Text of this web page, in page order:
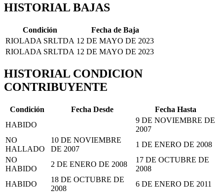
HISTORIAL BAJAS
Condición
Fecha de Baja
RIOLADA SRLTDA 12 DE MAYO DE 2023
RIOLADA SRLTDA 12 DE MAYO DE 2023
HISTORIAL CONDICION
CONTRIBUYENTE
Condición Fecha Desde
Fecha Hasta
HABIDO
9 DE NOVIEMBRE DE
2007
NO
HALLADO
10 DE NOVIEMBRE
DE 2007
1 DE ENERO DE 2008
NO
HABIDO
2 DE ENERO DE 2008
17 DE OCTUBRE DE
2008
HABIDO
18 DE OCTUBRE DE
2008
6 DE ENERO DE 2011